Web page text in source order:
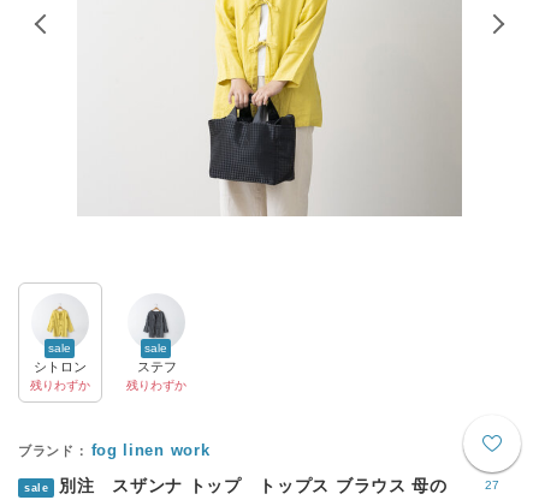
sale
シトロン
残りわずか
sale
ステフ
残りわずか
27
fog linen work
sale
別注 スザンナ トップ トップス ブラウス 母の